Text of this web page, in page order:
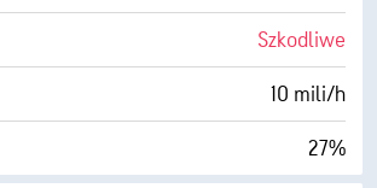
10 mili
30000 stopy
Szkodliwe
10 mili/h
27%